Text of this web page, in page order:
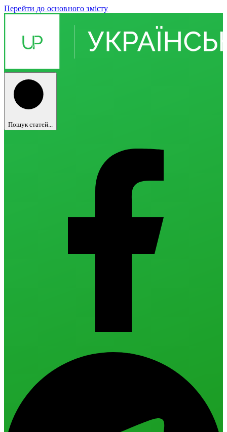
Перейти до основного змісту
Пошук статей...